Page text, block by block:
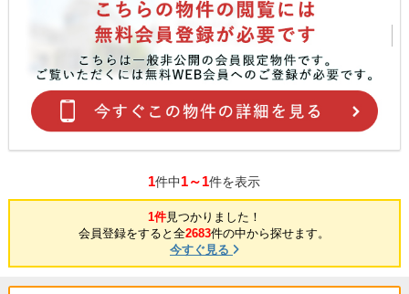
1件中1～1件を表示
1件見つかりました！
会員登録をすると全2683件の中から探せます。
今すぐ見る